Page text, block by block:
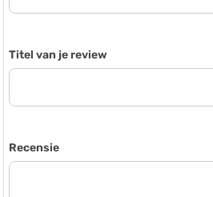
Titel van je review
Recensie